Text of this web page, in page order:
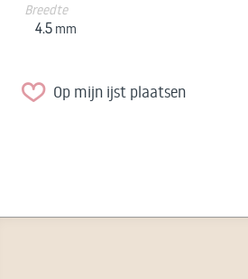
Breedte
4.5 mm
Op mijn ijst plaatsen